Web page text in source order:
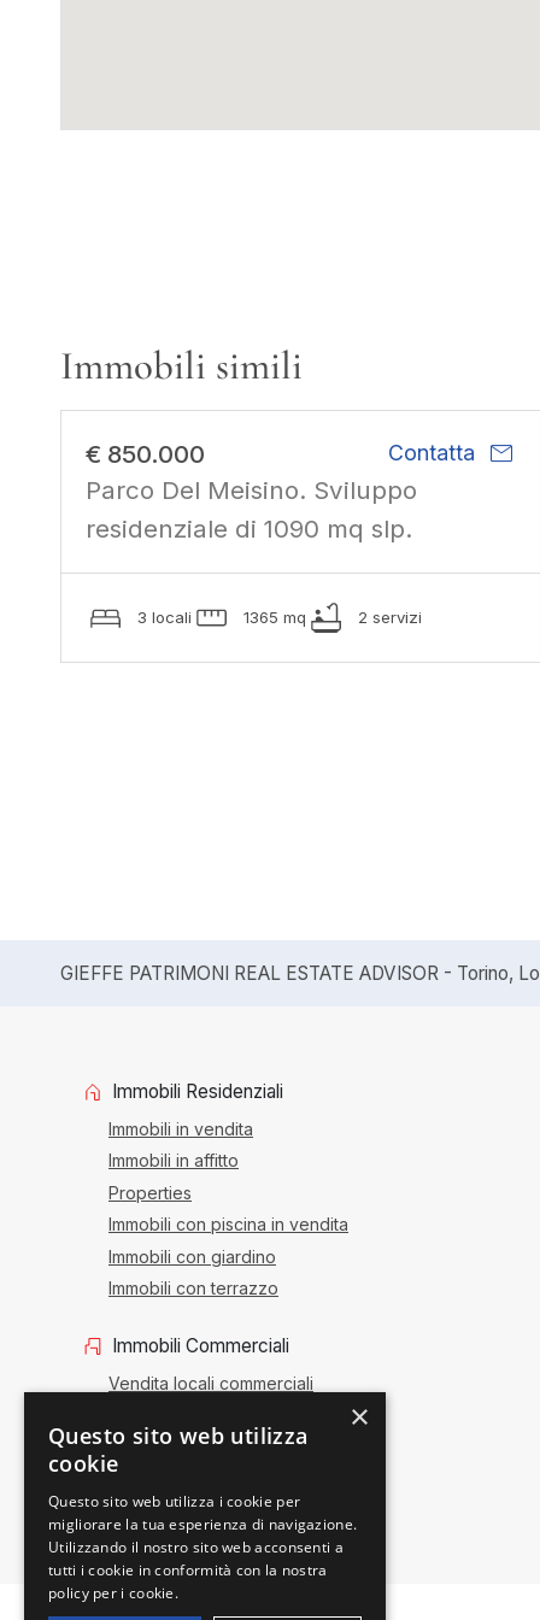
Immobili simili
€ 850.000 Contatta mail
Parco Del Meisino. Sviluppo
residenziale di 1090 mq slp.
3 locali 1365 mq 2 servizi
GIEFFE PATRIMONI REAL ESTATE ADVISOR - Torino,
Immobili Residenziali
Immobili in vendita
Immobili in affitto
Properties
Immobili con piscina in vendita
Immobili con giardino
Immobili con terrazzo
Immobili Commerciali
Vendita locali commerciali
Vendita attività
Uffici e negozi
×
Questo sito web utilizza
cookie
Questo sito web utilizza i cookie per
migliorare la tua esperienza di navigazione.
Utilizzando il nostro sito web acconsenti a
tutti i cookie in conformità con la nostra
policy per i cookie.